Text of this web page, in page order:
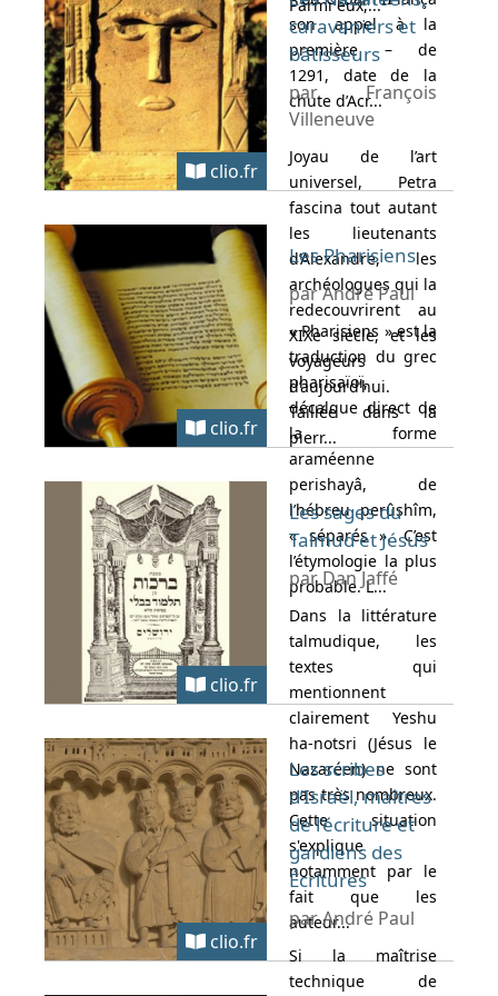
Parmi eux,...
son appel à la
première – de
1291, date de la
chute d’Acr...
clio.fr
caravaniers et
bâtisseurs
par François
Villeneuve
Joyau de l’art
universel, Petra
fascina tout autant
les lieutenants
d’Alexandre, les
archéologues qui la
redecouvrirent au
XIXe siècle, et les
voyageurs
d’aujourd’hui.
Taillée dans la
pierr...
clio.fr
Les Pharisiens
par André Paul
« Pharisiens » est la
traduction du grec
pharisaïoï,
décalque direct de
la forme
araméenne
perishayâ, de
l’hébreu perûshîm,
« séparés ». C’est
l’étymologie la plus
probable. L...
clio.fr
Les sages du
Talmud et Jésus
par Dan Jaffé
Dans la littérature
talmudique, les
textes qui
mentionnent
clairement Yeshu
ha-notsri (Jésus le
Nazaréen) ne sont
pas très nombreux.
Cette situation
s'explique
notamment par le
fait que les
auteur...
clio.fr
Les scribes
d’Israël, maîtres
de l’écriture et
gardiens des
Écritures
par André Paul
Si la maîtrise
technique de